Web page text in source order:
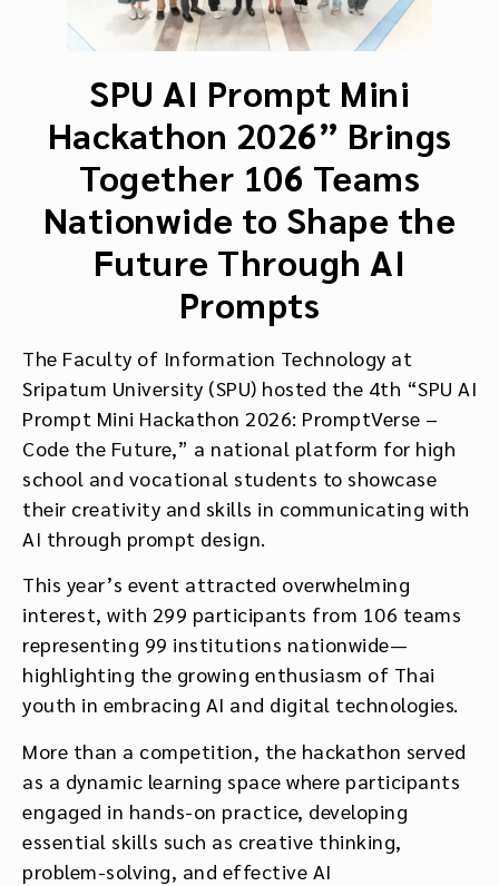
SPU AI Prompt Mini
Hackathon 2026” Brings
Together 106 Teams
Nationwide to Shape the
Future Through AI
Prompts
The Faculty of Information Technology at
Sripatum University (SPU) hosted the 4th “SPU AI
Prompt Mini Hackathon 2026: PromptVerse –
Code the Future,” a national platform for high
school and vocational students to showcase
their creativity and skills in communicating with
AI through prompt design.
This year’s event attracted overwhelming
interest, with 299 participants from 106 teams
representing 99 institutions nationwide—
highlighting the growing enthusiasm of Thai
youth in embracing AI and digital technologies.
More than a competition, the hackathon served
as a dynamic learning space where participants
engaged in hands-on practice, developing
essential skills such as creative thinking,
problem-solving, and effective AI